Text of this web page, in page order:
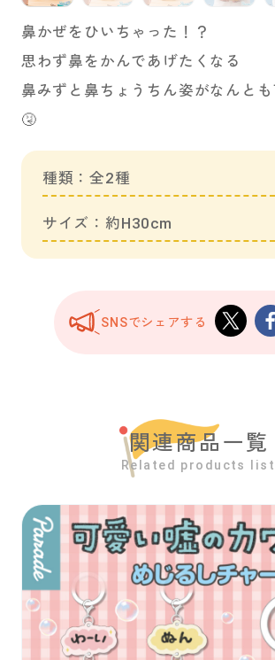
鼻かぜをひいちゃった！？
思わず鼻をかんであげたくなる
鼻みずと鼻ちょうちん姿がなんと
🤧
種類：全2種
サイズ：約H30cm
SNSでシェアする
関連商品一覧
Related products list